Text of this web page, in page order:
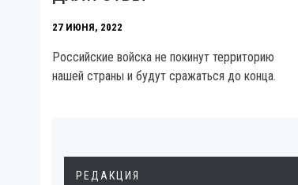
27 ИЮНЯ, 2022
Российские войска не покинут территорию
нашей страны и будут сражаться до конца.
РЕДАКЦИЯ